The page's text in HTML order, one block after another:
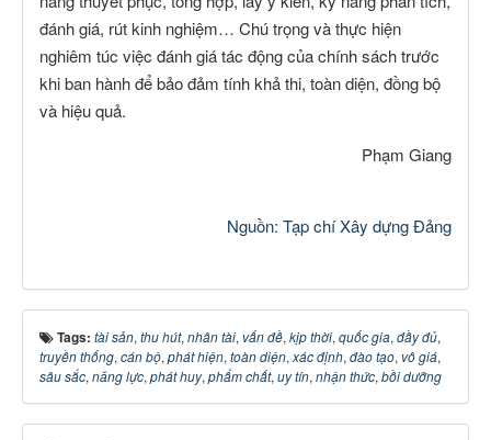
đánh giá, rút kinh nghiệm… Chú trọng và thực hiện
nghiêm túc việc đánh giá tác động của chính sách trước
khi ban hành để bảo đảm tính khả thi, toàn diện, đồng bộ
và hiệu quả.
Phạm Giang
Nguồn: Tạp chí Xây dựng Đảng
Tags: tài sản, thu hút, nhân tài, vấn đề, kịp thời, quốc gia, đầy đủ,
truyền thống, cán bộ, phát hiện, toàn diện, xác định, đào tạo, vô giá,
sâu sắc, năng lực, phát huy, phẩm chất, uy tín, nhận thức, bồi dưỡng